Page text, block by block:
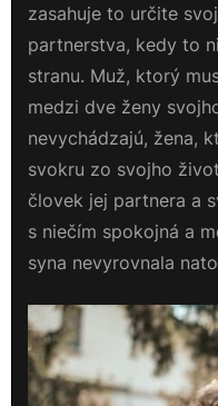
zasahuje to určite
partnerstva, kedy to
stranu. Muž, ktorý
medzi dve ženy
nevychádzajú, žena,
svokru zo svojho
človek jej partnera a
s niečím spokojná a
syna nevyrovnala